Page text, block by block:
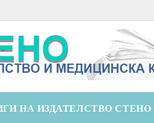
НА ИЗДАТЕЛСТВО СТЕНО